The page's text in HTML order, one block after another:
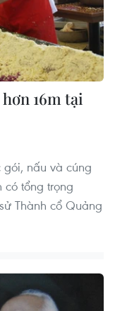
16m tại
nấu và cúng
có tổng trọng
Thành cổ Quảng